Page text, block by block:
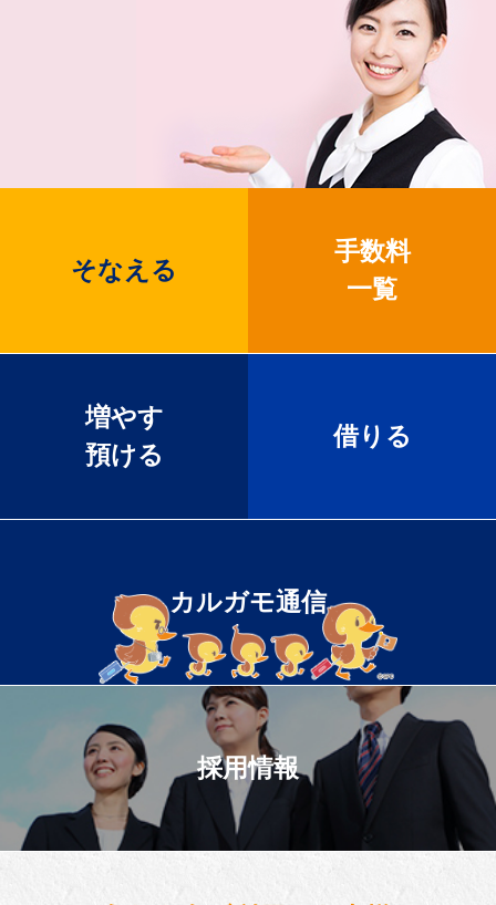
そなえる
手数料
一覧
増やす
預ける
借りる
カルガモ通信
採用情報